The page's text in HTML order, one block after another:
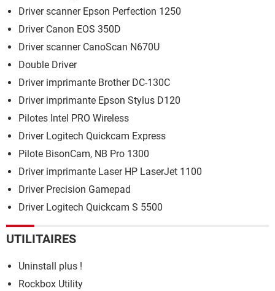
Driver scanner Epson Perfection 1250
Driver Canon EOS 350D
Driver scanner CanoScan N670U
Double Driver
Driver imprimante Brother DC-130C
Driver imprimante Epson Stylus D120
Pilotes Intel PRO Wireless
Driver Logitech Quickcam Express
Pilote BisonCam, NB Pro 1300
Driver imprimante Laser HP LaserJet 1100
Driver Precision Gamepad
Driver Logitech Quickcam S 5500
UTILITAIRES
Uninstall plus !
Rockbox Utility